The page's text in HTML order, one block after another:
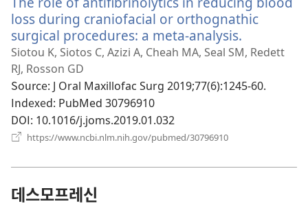
열
기)
loss during craniofacial or orthognathic
surgical procedures: a meta-analysis.
로
창
Siotou K, Siotos C, Azizi A, Cheah MA, Seal SM, Redett
RJ, Rosson GD
Source‎: J Oral Maxillofac Surg 2019;77(6):1245-60.
Indexed‎: PubMed 30796910
DOI‎: 10.1016/j.joms.2019.01.032
https://www.ncbi.nlm.nih.gov/pubmed/30796910
데스모프레신